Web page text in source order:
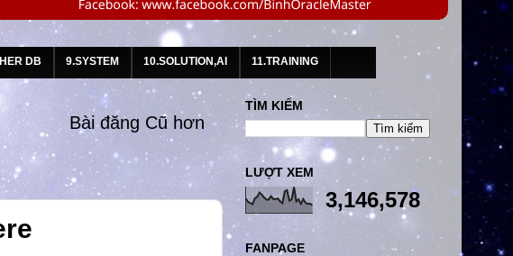
DB 9.SYSTEM 10.SOLUTION,AI 11.TRAINING
Bài đăng Cũ hơn
TÌM KIẾM
LƯỢT XEM
3,146,578
FANPAGE